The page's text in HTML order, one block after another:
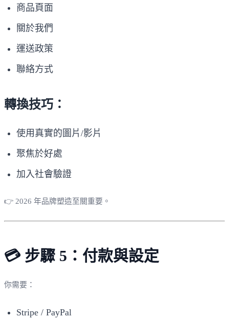
商品頁面
關於我們
運送政策
聯絡方式
轉換技巧：
使用真實的圖片/影片
聚焦於好處
加入社會驗證
👉 2026 年品牌塑造至關重要。
💳 步驟 5：付款與設定
你需要：
Stripe / PayPal